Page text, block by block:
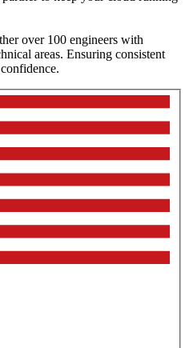
over 100 engineers with
areas. Ensuring consistent